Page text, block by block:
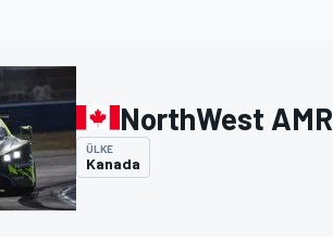
NorthWest AMR
ÜLKE
Kanada